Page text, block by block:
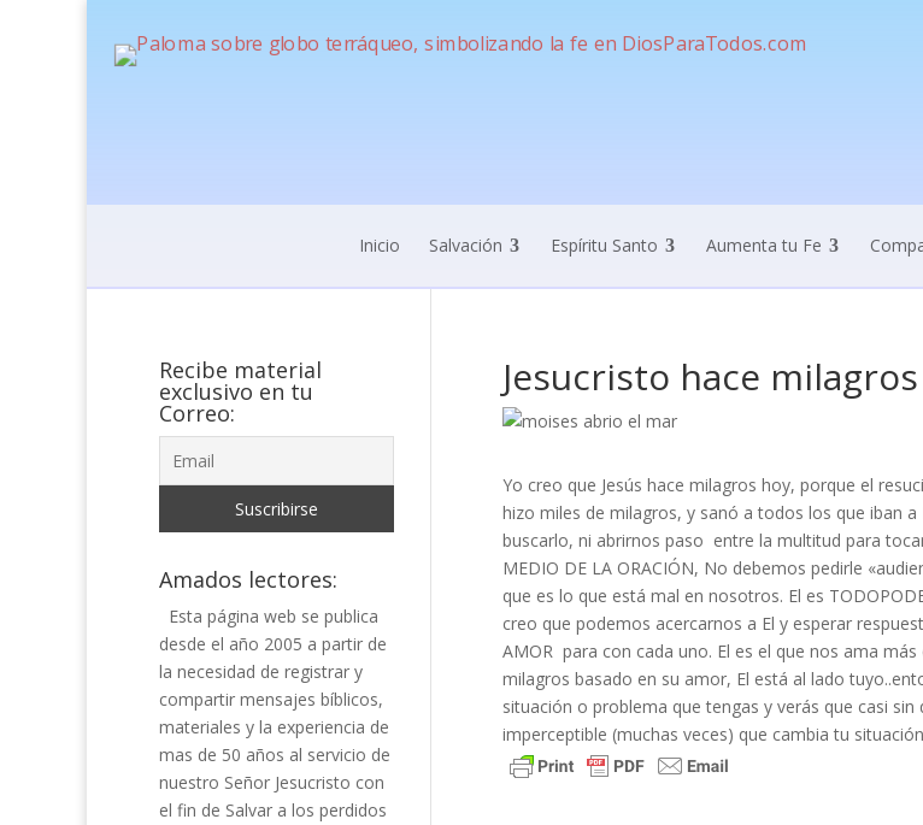
Inicio Salvación Espíritu Santo Aumenta tu Fe
Jesucristo hace
Yo creo que Jesús hace milagros hoy, porque el
hizo miles de milagros, y sanó a todos los que iban
buscarlo, ni abrirnos paso entre la multitud para
MEDIO DE LA ORACIÓN, No debemos pedirle
que es lo que está mal en nosotros. El es
creo que podemos acercarnos a El y esperar
AMOR para con cada uno. El es el que nos ama
milagros basado en su amor, El está al lado
situación o problema que tengas y verás que casi
imperceptible (muchas veces) que cambia tu
Recibe material
exclusivo en tu
Correo:
Amados lectores:
Esta página web se publica
desde el año 2005 a partir de
la necesidad de registrar y
compartir mensajes bíblicos,
materiales y la experiencia de
mas de 50 años al servicio de
nuestro Señor Jesucristo con
el fin de Salvar a los perdidos